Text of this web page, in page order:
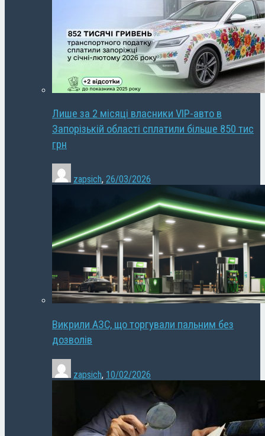
Лише за 2 місяці власники VIP-авто в
Запорізькій області сплатили більше 850 тис
грн
zapsich, 26/03/2026
Викрили АЗС, що торгували пальним без
дозволів
zapsich, 10/02/2026